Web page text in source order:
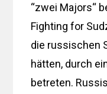
“zwei Majors“
Fighting for
die russischen
hätten, durch
betreten.